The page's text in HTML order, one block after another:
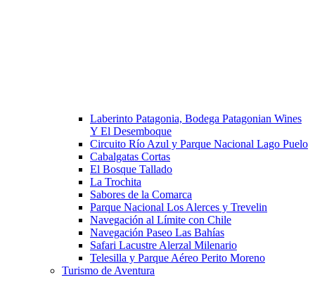
Laberinto Patagonia, Bodega Patagonian Wines
Y El Desemboque
Circuito Río Azul y Parque Nacional Lago Puelo
Cabalgatas Cortas
El Bosque Tallado
La Trochita
Sabores de la Comarca
Parque Nacional Los Alerces y Trevelin
Navegación al Límite con Chile
Navegación Paseo Las Bahías
Safari Lacustre Alerzal Milenario
Telesilla y Parque Aéreo Perito Moreno
Turismo de Aventura